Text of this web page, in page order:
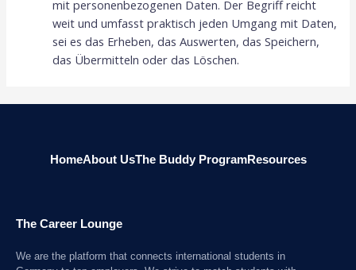
mit personenbezogenen Daten. Der Begriff reicht
weit und umfasst praktisch jeden Umgang mit Daten,
sei es das Erheben, das Auswerten, das Speichern,
das Übermitteln oder das Löschen.
HomeAbout UsThe Buddy ProgramResources
The Career Lounge
We are the platform that connects international students in